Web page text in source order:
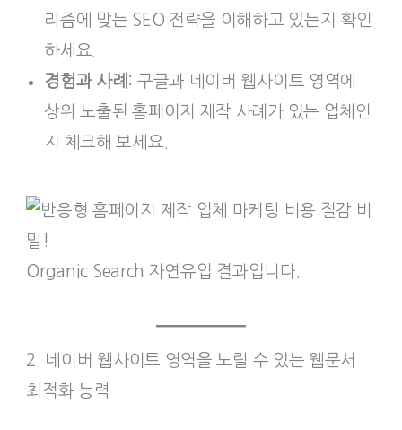
리즘에 맞는 SEO 전략을 이해하고 있는지 확인
하세요.
경험과 사례 : 구글과 네이버 웹사이트 영역에
상위 노출된 홈페이지 제작 사례가 있는 업체인
지 체크해 보세요.
Organic Search 자연유입 결과입니다.
2. 네이버 웹사이트 영역을 노릴 수 있는 웹문서
최적화 능력